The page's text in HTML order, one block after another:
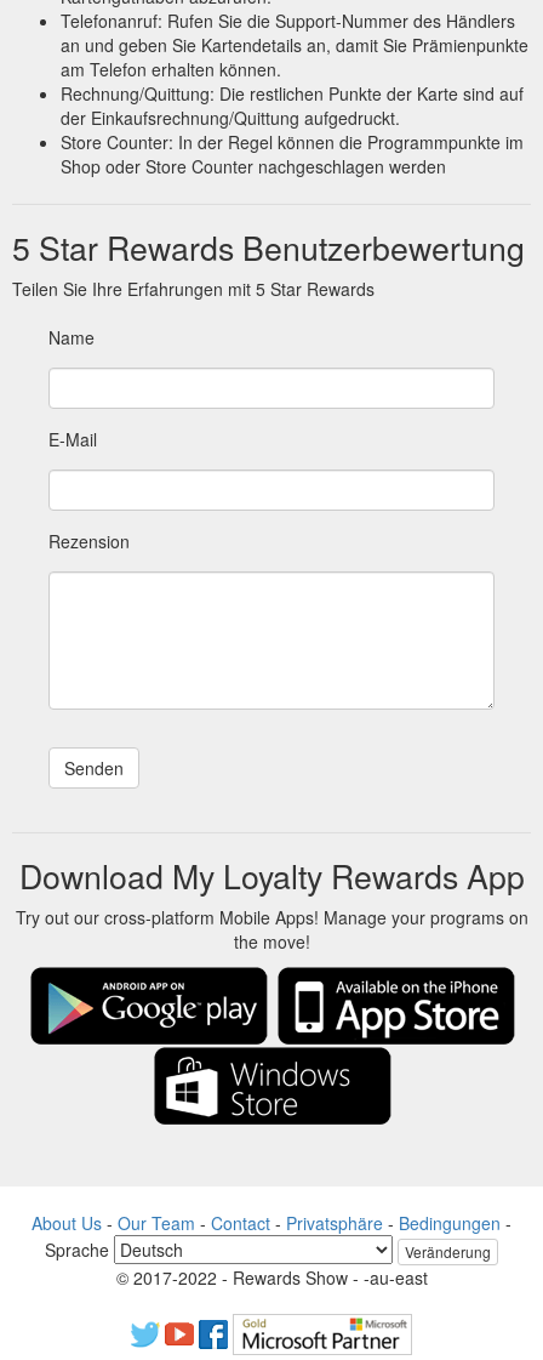
Telefonanruf: Rufen Sie die Support-Nummer des Händlers
an und geben Sie Kartendetails an, damit Sie Prämienpunkte
am Telefon erhalten können.
Rechnung/Quittung: Die restlichen Punkte der Karte sind auf
der Einkaufsrechnung/Quittung aufgedruckt.
Store Counter: In der Regel können die Programmpunkte im
Shop oder Store Counter nachgeschlagen werden
5 Star Rewards Benutzerbewertung
Teilen Sie Ihre Erfahrungen mit 5 Star Rewards
Name
E-Mail
Rezension
Download My Loyalty Rewards App
Try out our cross-platform Mobile Apps! Manage your programs on
the move!
About Us - Our Team - Contact - Privatsphäre - Bedingungen -
Sprache
Veränderung
© 2017-2022 - Rewards Show - -au-east